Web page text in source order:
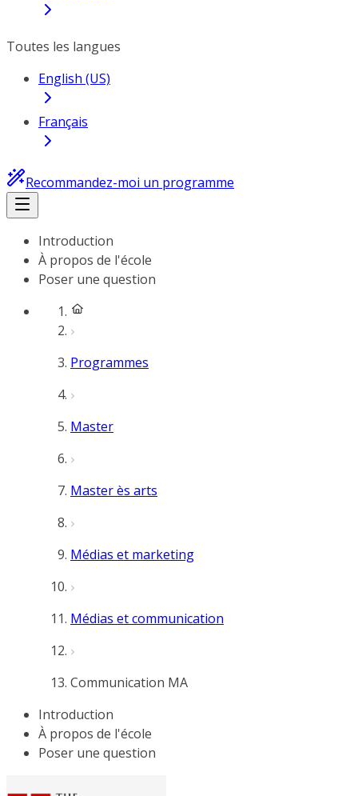
Toutes les langues
English (US)
Français
Recommandez-moi un programme
Introduction
À propos de l'école
Poser une question
Programmes
Master
Master ès arts
Médias et marketing
Médias et communication
Communication MA
Introduction
À propos de l'école
Poser une question